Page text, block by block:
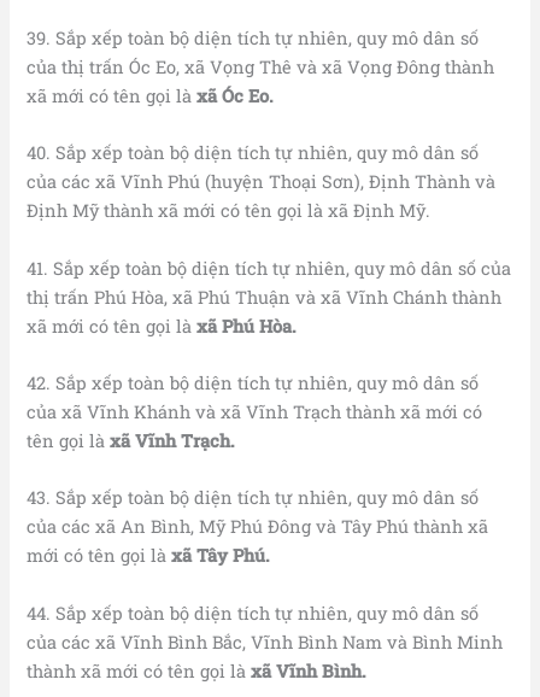
39. Sắp xếp toàn bộ diện tích tự nhiên, quy mô dân số
của thị trấn Óc Eo, xã Vọng Thê và xã Vọng Đông thành
xã mới có tên gọi làxã Óc Eo.
40. Sắp xếp toàn bộ diện tích tự nhiên, quy mô dân số
của các xã Vĩnh Phú (huyện Thoại Sơn), Định Thành và
Định Mỹ thành xã mới có tên gọi là xã Định Mỹ.
41. Sắp xếp toàn bộ diện tích tự nhiên, quy mô dân số của
thị trấn Phú Hòa, xã Phú Thuận và xã Vĩnh Chánh thành
xã mới có tên gọi làxã Phú Hòa.
42. Sắp xếp toàn bộ diện tích tự nhiên, quy mô dân số
của xã Vĩnh Khánh và xã Vĩnh Trạch thành xã mới có
tên gọi làxã Vĩnh Trạch.
43. Sắp xếp toàn bộ diện tích tự nhiên, quy mô dân số
của các xã An Bình, Mỹ Phú Đông và Tây Phú thành xã
mới có tên gọi làxã Tây Phú.
44. Sắp xếp toàn bộ diện tích tự nhiên, quy mô dân số
của các xã Vĩnh Bình Bắc, Vĩnh Bình Nam và Bình Minh
thành xã mới có tên gọi làxã Vĩnh Bình.